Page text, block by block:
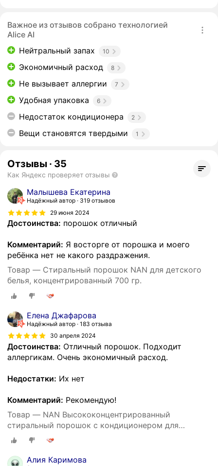
Важное из отзывов собрано технологией
Alice AI
Нейтральный запах
10
Экономичный расход 8
Не вызывает аллергии 7
Удобная упаковка 6
Недостаток кондиционера 2
Вещи становятся твердыми 1
Отзывы · 35
Как Яндекс проверяет отзывы
Малышева Екатерина
Надёжный автор
319 отзывов
29 июня 2024
Достоинства: порошок отличный
Комментарий: Я восторге от порошка и моего
ребёнка нет не какого раздражения.
Товар — Стиральный порошок NAN для детского
белья, концентрированный 700 гр.
Елена Джафарова
Надёжный автор 183 отзыва
30 апреля 2024
Достоинства: Отличный порошок. Подходит
аллергикам. Очень экономичный расход.
Недостатки: Их нет
Комментарий: Рекомендую!
Товар — NAN Высококонцентрированный
стиральный порошок с кондиционером для
детского белья 700 гр
Алия Каримова